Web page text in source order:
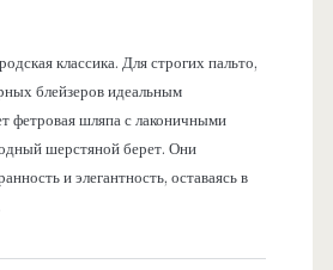
классика. Для строгих пальто,
блейзеров идеальным
фетровая шляпа с лаконичными
шерстяной берет. Они
и элегантность, оставаясь в